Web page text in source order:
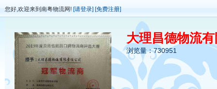
您好,欢迎来到南粤物流网! [请登录] [免费注册]
大理昌德物流
浏览量：730951